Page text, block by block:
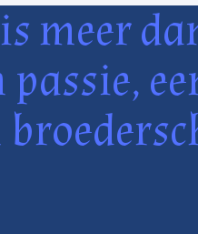
meer
passie,